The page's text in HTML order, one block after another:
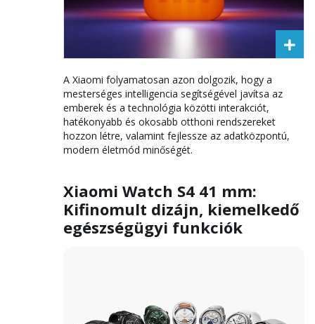
A Xiaomi folyamatosan azon dolgozik, hogy a
mesterséges intelligencia segítségével javítsa az
emberek és a technológia közötti interakciót,
hatékonyabb és okosabb otthoni rendszereket
hozzon létre, valamint fejlessze az adatközpontú,
modern életmód minőségét.
Xiaomi Watch S4 41 mm:
Kifinomult dizájn, kiemelkedő
egészségügyi funkciók